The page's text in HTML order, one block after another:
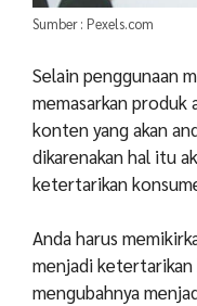
Sumber : Pexels.com
Selain penggunaan
memasarkan produk
konten yang akan
dikarenakan hal itu
ketertarikan
Anda harus
menjadi
mengubahnya